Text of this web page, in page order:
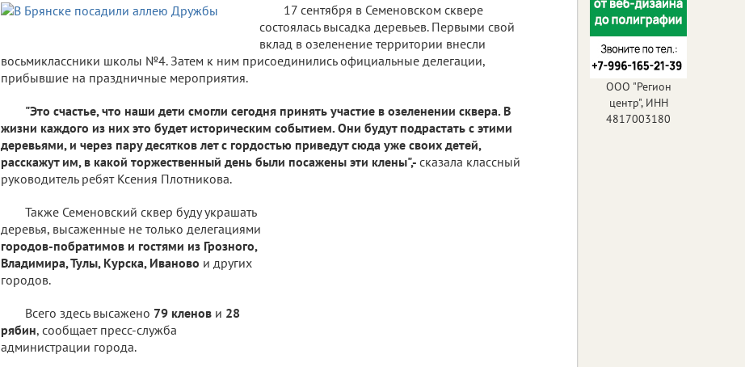
17 сентября в Семеновском сквере
состоялась высадка деревьев. Первыми свой
вклад в озеленение территории внесли
восьмиклассники школы №4. Затем к ним присоединились официальные делегации,
прибывшие на праздничные мероприятия.
"Это счастье, что наши дети смогли сегодня принять участие в озеленении сквера. В
жизни каждого из них это будет историческим событием. Они будут подрастать с этими
деревьями, и через пару десятков лет с гордостью приведут сюда уже своих детей,
расскажут им, в какой торжественный день были посажены эти клены",- сказала классный
руководитель ребят Ксения Плотникова.
Также Семеновский сквер буду украшать
деревья, высаженные не только делегациями
городов-побратимов и гостями из Грозного,
Владимира, Тулы, Курска, Иваново и других
городов.
Всего здесь высажено 79 кленов и 28
рябин, сообщает пресс-служба
администрации города.
ООО "Регион
центр", ИНН
4817003180